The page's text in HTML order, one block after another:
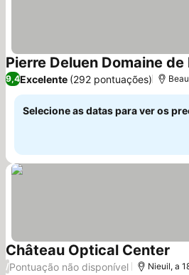
Pierre Deluen Domaine
9,4Excelente (292 pontuações)
Selecione as datas para ver os
Château Optical Center
/Pontuação não disponível Nieuil, a